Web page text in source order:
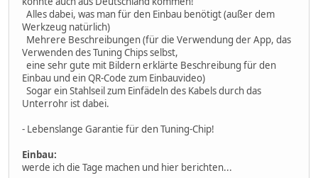
Alles dabei, was man für den Einbau benötigt (außer dem
Werkzeug natürlich)
Mehrere Beschreibungen (für die Verwendung der App, das
Verwenden des Tuning Chips selbst,
eine sehr gute mit Bildern erklärte Beschreibung für den
Einbau und ein QR-Code zum Einbauvideo)
Sogar ein Stahlseil zum Einfädeln des Kabels durch das
Unterrohr ist dabei.
- Lebenslange Garantie für den Tuning-Chip!
Einbau:
werde ich die Tage machen und hier berichten...